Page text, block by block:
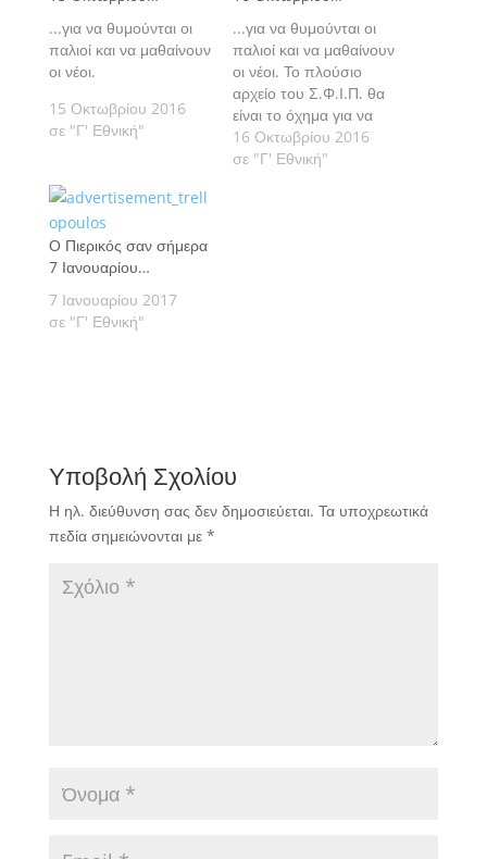
...για να θυμούνται οι
παλιοί και να μαθαίνουν
οι νέοι.
15 Οκτωβρίου 2016
σε "Γ' Εθνική"
...για να θυμούνται οι
παλιοί και να μαθαίνουν
οι νέοι. Το πλούσιο
αρχείο του Σ.Φ.Ι.Π. θα
είναι το όχημα για να
"ταξιδέψουμε" μέσα
από τις σελίδες του
16 Οκτωβρίου 2016
σε "Γ' Εθνική"
Ο Πιερικός σαν σήμερα
7 Ιανουαρίου…
7 Ιανουαρίου 2017
σε "Γ' Εθνική"
Υποβολή Σχολίου
Η ηλ. διεύθυνση σας δεν δημοσιεύεται. Τα υποχρεωτικά
πεδία σημειώνονται με *